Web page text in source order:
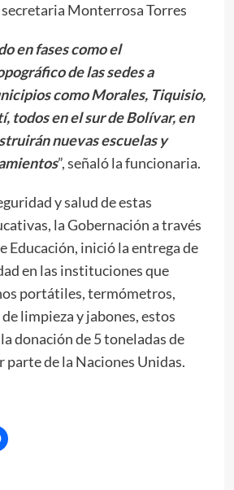
Monterrosa Torres
en fases como el
de las sedes a
como Morales, Tiquisio,
todos en el sur de Bolívar, en
nuevas escuelas y
”, señaló la funcionaria.
y salud de estas
la Gobernación a través
Educación, inició la entrega de
en las instituciones que
portátiles, termómetros,
limpieza y jabones, estos
donación de 5 toneladas de
de la Naciones Unidas.